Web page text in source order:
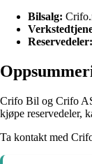
Bilsalg:
Reservedeler:
Crifo Bil og Crifo
kjøpe reservedeler,
Ta kontakt med